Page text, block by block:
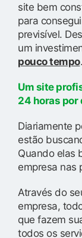
site bem
para
previsível.
um
pouco tempo.
Um site
24 horas por
Diariamente
estão
Quando elas
empresa nas
Através do
empresa,
que fazem
todos os